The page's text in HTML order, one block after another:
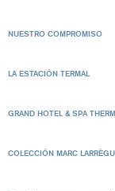
NUESTRO COMPROMISO
LA ESTACIÓN TERMAL
GRAND HOTEL & SPA
COLECCIÓN MARC